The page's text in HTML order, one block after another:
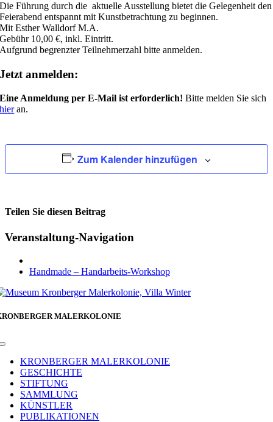
Die Führung durch die aktuelle Ausstellung bietet die Gelegenheit den
Feierabend entspannt mit Kunstbetrachtung zu beginnen.
Mit Esther Walldorf M.A.
Gebühr 10,00 €, inkl. Eintritt.
Aufgrund begrenzter Teilnehmerzahl bitte anmelden.
Jetzt anmelden:
Eine Anmeldung per E-Mail ist erforderlich! Bitte melden Sie sich
hieran.
Zum Kalender hinzufügen
Teilen Sie diesen Beitrag
Facebook
Veranstaltung-Navigation
Handmade – Handarbeits-Workshop
MALERKOLONIE
Toggle
NavigationKRONBERGER MALERKOLONIE
GESCHICHTE
STIFTUNG
SAMMLUNG
KÜNSTLER
PUBLIKATIONEN